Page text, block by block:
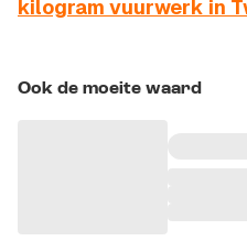
kilogram vuurwerk in
Ook de moeite waard